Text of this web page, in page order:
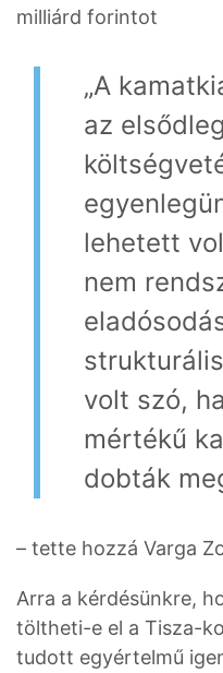
milliárd forintot
„A
az
lehetett
nem
volt szó,
mértékű
dobták
– tette hozzá Varga
Arra a kérdésünkre,
töltheti-e el a Tisza-
tudott egyértelmű